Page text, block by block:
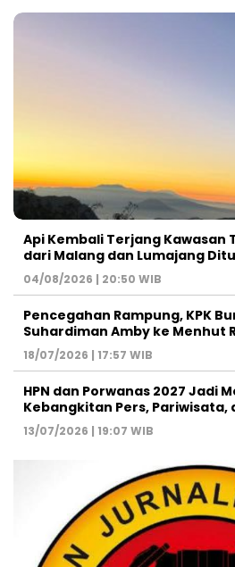
Api Kembali Terjang Kawasan
dari Malang dan Lumajang
04/08/2026 | 20:50 WIB
Pencegahan Rampung, KPK
Suhardiman Amby ke Menhut
18/07/2026 | 17:57 WIB
HPN dan Porwanas 2027 Jadi
Kebangkitan Pers, Pariwisata,
13/07/2026 | 19:07 WIB